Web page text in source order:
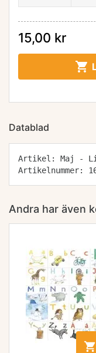
15,00 kr

Datablad
Artikel: Maj -
Artikelnummer:
Andra har även
